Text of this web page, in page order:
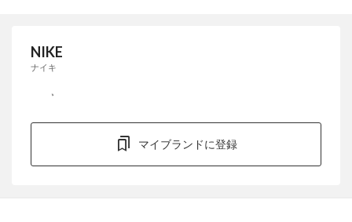
NIKE
ナイキ
マイブランドに登録